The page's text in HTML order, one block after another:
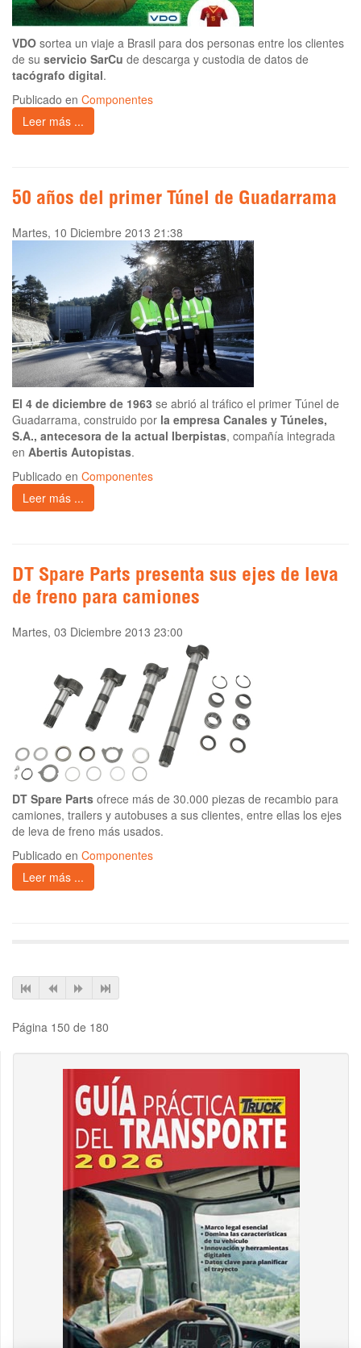
VDO sortea un viaje a Brasil para dos personas entre los clientes
de su servicio SarCu de descarga y custodia de datos de
tacógrafo digital.
Publicado en Componentes
Leer más ...
50 años del primer Túnel de Guadarrama
Martes, 10 Diciembre 2013 21:38
El 4 de diciembre de 1963 se abrió al tráfico el primer Túnel de
Guadarrama, construido por la empresa Canales y Túneles,
S.A., antecesora de la actual Iberpistas, compañía integrada
en Abertis Autopistas.
Publicado en Componentes
Leer más ...
DT Spare Parts presenta sus ejes de leva
de freno para camiones
Martes, 03 Diciembre 2013 23:00
DT Spare Parts ofrece más de 30.000 piezas de recambio para
camiones, trailers y autobuses a sus clientes, entre ellas los ejes
de leva de freno más usados.
Publicado en Componentes
Leer más ...
Página 150 de 180